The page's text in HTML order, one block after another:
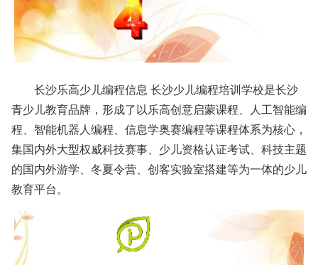
长沙乐高少儿编程信息 长沙少儿编程培训学校是长沙
青少儿教育品牌，形成了以乐高创意启蒙课程、人工智能编
程、智能机器人编程、信息学奥赛编程等课程体系为核心，
集国内外大型权威科技赛事、少儿资格认证考试、科技主题
的国内外游学、冬夏令营、创客实验室搭建等为一体的少儿
教育平台。